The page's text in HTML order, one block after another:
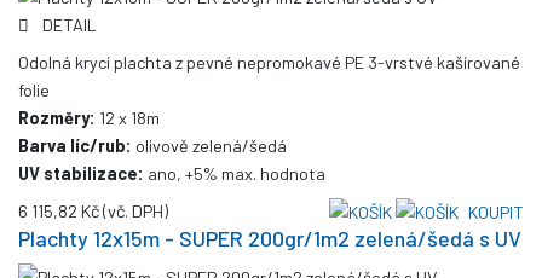
DETAIL
Odolná krycí plachta z pevné nepromokavé PE 3-vrstvé kašírované
folie
Rozměry: 12 x 18m
Barva líc/rub: olivově zelená/šedá
UV stabilizace: ano, +5% max. hodnota
6 115,82 Kč(vč. DPH) KOUPIT
Plachty 12x15m - SUPER 200gr/1m2 zelená/šedá s UV